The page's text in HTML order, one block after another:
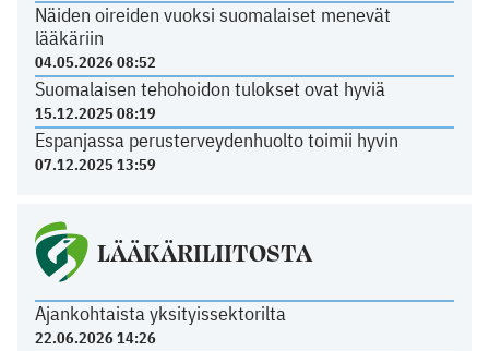
Näiden oireiden vuoksi suomalaiset menevät
lääkäriin
04.05.2026 08:52
Suomalaisen tehohoidon tulokset ovat hyviä
15.12.2025 08:19
Espanjassa perusterveydenhuolto toimii hyvin
07.12.2025 13:59
LÄÄKÄRILIITOSTA
Ajankohtaista yksityissektorilta
22.06.2026 14:26